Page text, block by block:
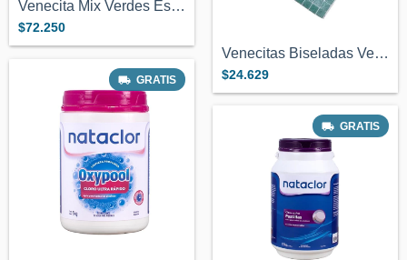
Venecita Mix Verdes Esmeralda Calidad Pr...
$72.250
Venecitas Biseladas Verde Esmeralda 2x2c...
$24.629
GRATIS
GRATIS